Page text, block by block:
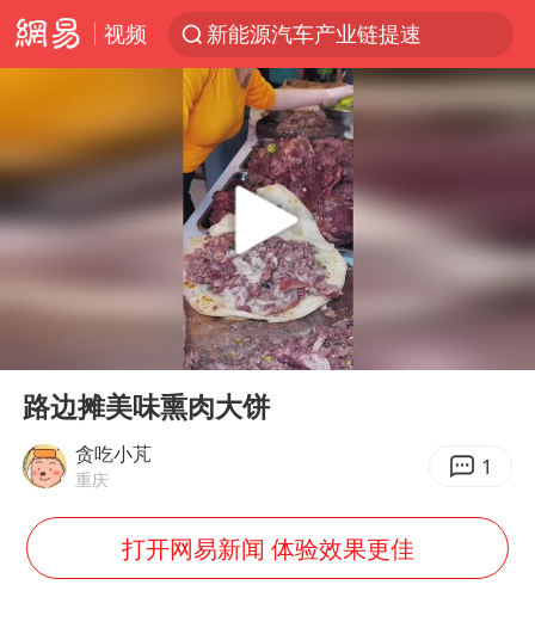
视频
新能源汽车产业链提速
SK海力士回应“或出售重庆工厂”传闻
费大厨不自称“大王”了
中央气象台继续发布暴雨橙警
独闯南太行失联女子遗体已找到
演员秦焰去世 曾出演《狂飙》
武契奇：欧洲已处于大战边缘
经销商证实雪佛兰已暂停在华新车销售
Play
路边摊美味熏肉大饼
贪吃小芃
重庆 1
打开网易新闻 体验效果更佳